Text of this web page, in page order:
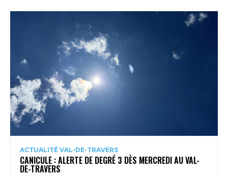
ACTUALITÉ VAL-DE-TRAVERS
CANICULE : ALERTE DE DEGRÉ 3 DÈS MERCREDI AU VAL-
DE-TRAVERS